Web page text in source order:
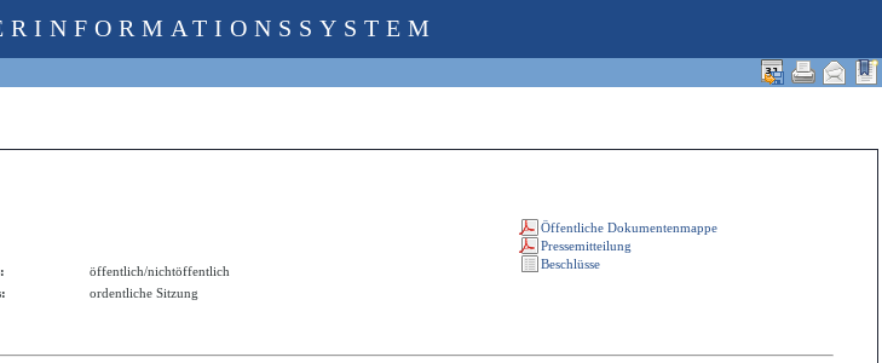
öffentlich/nichtöffentlich
ordentliche Sitzung